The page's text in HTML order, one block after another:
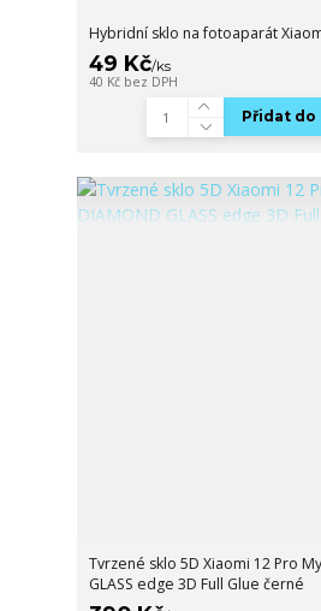
Hybridní sklo na fotoaparát
49 Kč/ks
40 Kč bez DPH
Přidat do
Tvrzené sklo 5D Xiaomi 12 Pro
GLASS edge 3D Full Glue černé